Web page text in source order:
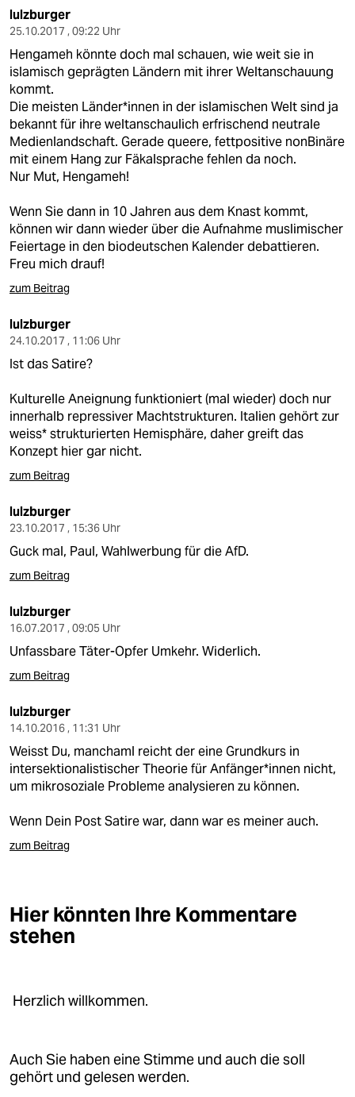
lulzburger
25.10.2017 , 09:22 Uhr
Hengameh könnte doch mal schauen, wie weit sie in
islamisch geprägten Ländern mit ihrer Weltanschauung
kommt.
Die meisten Länder*innen in der islamischen Welt sind ja
bekannt für ihre weltanschaulich erfrischend neutrale
Medienlandschaft. Gerade queere, fettpositive nonBinäre
mit einem Hang zur Fäkalsprache fehlen da noch.
Nur Mut, Hengameh!
Wenn Sie dann in 10 Jahren aus dem Knast kommt,
können wir dann wieder über die Aufnahme muslimischer
Feiertage in den biodeutschen Kalender debattieren.
Freu mich drauf!
zum Beitrag
lulzburger
24.10.2017 , 11:06 Uhr
Ist das Satire?
Kulturelle Aneignung funktioniert (mal wieder) doch nur
innerhalb repressiver Machtstrukturen. Italien gehört zur
weiss* strukturierten Hemisphäre, daher greift das
Konzept hier gar nicht.
zum Beitrag
lulzburger
23.10.2017 , 15:36 Uhr
Guck mal, Paul, Wahlwerbung für die AfD.
zum Beitrag
lulzburger
16.07.2017 , 09:05 Uhr
Unfassbare Täter-Opfer Umkehr. Widerlich.
zum Beitrag
lulzburger
14.10.2016 , 11:31 Uhr
Weisst Du, manchaml reicht der eine Grundkurs in
intersektionalistischer Theorie für Anfänger*innen nicht,
um mikrosoziale Probleme analysieren zu können.
Wenn Dein Post Satire war, dann war es meiner auch.
zum Beitrag
Hier könnten Ihre Kommentare
stehen
Herzlich willkommen.
Auch Sie haben eine Stimme und auch die soll
gehört und gelesen werden.